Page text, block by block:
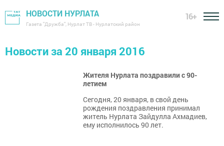
НОВОСТИ НУРЛАТА
Газета "Дружба", Нурлат ТВ - Нурлатский район
16+
Новости за 20 января 2016
Жителя Нурлата поздравили с 90-
летием
Сегодня, 20 января, в свой день
рождения поздравления принимал
житель Нурлата Зайдулла Ахмадиев,
ему исполнилось 90 лет.